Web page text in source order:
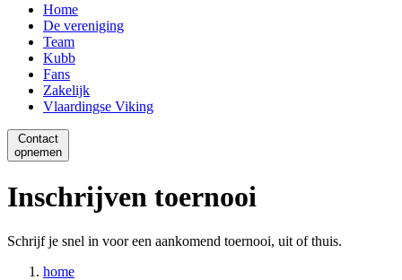
Home
De vereniging
Team
Kubb
Fans
Zakelijk
Vlaardingse Viking
Contact
opnemen
Inschrijven toernooi
Schrijf je snel in voor een aankomend toernooi, uit of thuis.
home